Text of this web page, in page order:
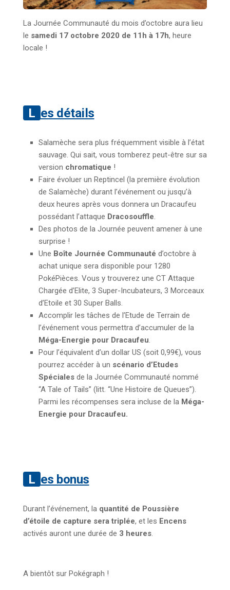
La Journée Communauté du mois d’octobre aura lieu
le samedi 17 octobre 2020 de 11h à 17h, heure
locale !
Les détails
Salamèche sera plus fréquemment visible à l’état
sauvage. Qui sait, vous tomberez peut-être sur sa
version chromatique !
Faire évoluer un Reptincel (la première évolution
de Salamèche) durant l’événement ou jusqu’à
deux heures après vous donnera un Dracaufeu
possédant l’attaque Dracosouffle.
Des photos de la Journée peuvent amener à une
surprise !
Une Boîte Journée Communauté d’octobre à
achat unique sera disponible pour 1280
PokéPièces. Vous y trouverez une CT Attaque
Chargée d’Elite, 3 Super-Incubateurs, 3 Morceaux
d’Etoile et 30 Super Balls.
Accomplir les tâches de l’Etude de Terrain de
l’événement vous permettra d’accumuler de la
Méga-Energie pour Dracaufeu.
Pour l’équivalent d’un dollar US (soit 0,99€), vous
pourrez accéder à un scénario d’Etudes
Spéciales de la Journée Communauté nommé
“A Tale of Tails” (litt. “Une Histoire de Queues”).
Parmi les récompenses sera incluse de la Méga-
Energie pour Dracaufeu.
Les bonus
Durant l’événement, la quantité de Poussière
d’étoile de capture sera triplée, et les Encens
activés auront une durée de 3 heures.
A bientôt sur Pokégraph !